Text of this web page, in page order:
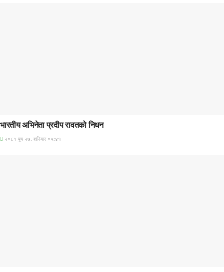
भारतीय अभिनेता प्रदीप रावतको निधन
२०८१ पुष २७, शनिबार ०५:४१